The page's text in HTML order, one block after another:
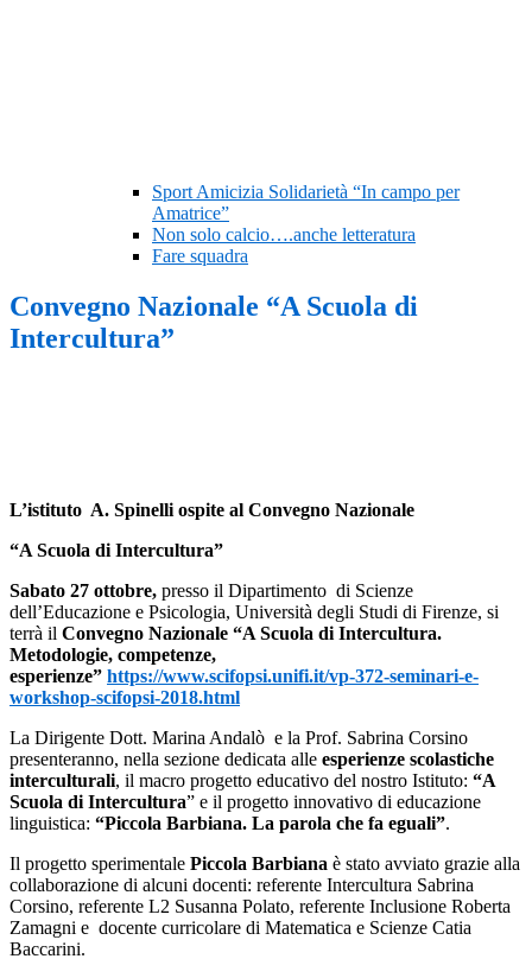
Sport Amicizia Solidarietà “In campo per
Amatrice”
Non solo calcio….anche letteratura
Fare squadra
Convegno Nazionale “A Scuola di
Intercultura”
L’istituto A. Spinelli ospite al Convegno Nazionale
“A Scuola di Intercultura”
Sabato 27 ottobre, presso il Dipartimento di Scienze
dell’Educazione e Psicologia, Università degli Studi di Firenze, si
terrà il Convegno Nazionale “A Scuola di Intercultura.
Metodologie, competenze,
esperienze” https://www.scifopsi.unifi.it/vp-372-seminari-e-
workshop-scifopsi-2018.html
La Dirigente Dott. Marina Andalò e la Prof. Sabrina Corsino
presenteranno, nella sezione dedicata alle esperienze scolastiche
interculturali, il macro progetto educativo del nostro Istituto: “A
Scuola di Intercultura” e il progetto innovativo di educazione
linguistica: “Piccola Barbiana. La parola che fa eguali”.
Il progetto sperimentale Piccola Barbiana è stato avviato grazie alla
collaborazione di alcuni docenti: referente Intercultura Sabrina
Corsino, referente L2 Susanna Polato, referente Inclusione Roberta
Zamagni e docente curricolare di Matematica e Scienze Catia
Baccarini.